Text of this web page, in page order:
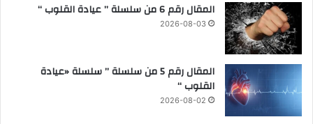
المقال رقم 6 من سلسلة ” عيادة القلوب “
2026-08-03
المقال رقم 5 من سلسلة ” سلسلة «عيادة
القلوب “
2026-08-02